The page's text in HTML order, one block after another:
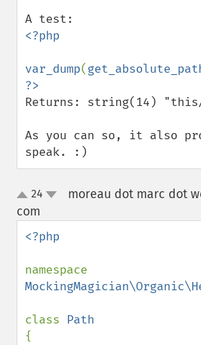
<?php
var_dump(
Returns: string(14)
As you can so, it also
speak. :)
up24
moreau dot marc dot
com
<?php
class
{